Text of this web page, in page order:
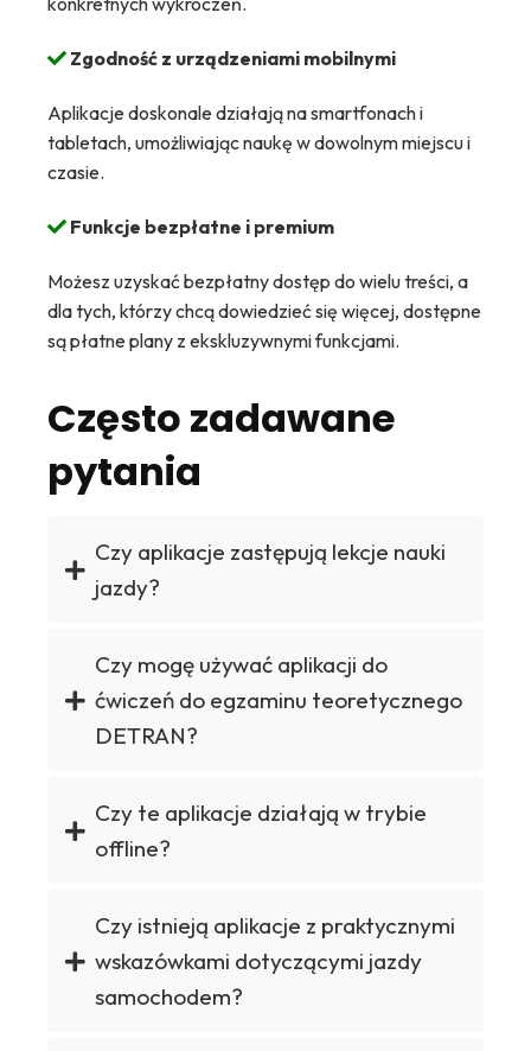
Zgodność z urządzeniami mobilnymi
Aplikacje doskonale działają na smartfonach i
tabletach, umożliwiając naukę w dowolnym miejscu i
czasie.
Funkcje bezpłatne i premium
Możesz uzyskać bezpłatny dostęp do wielu treści, a
dla tych, którzy chcą dowiedzieć się więcej, dostępne
są płatne plany z ekskluzywnymi funkcjami.
Często zadawane
pytania
Czy aplikacje zastępują lekcje nauki
jazdy?
Czy mogę używać aplikacji do
ćwiczeń do egzaminu teoretycznego
DETRAN?
Czy te aplikacje działają w trybie
offline?
Czy istnieją aplikacje z praktycznymi
wskazówkami dotyczącymi jazdy
samochodem?